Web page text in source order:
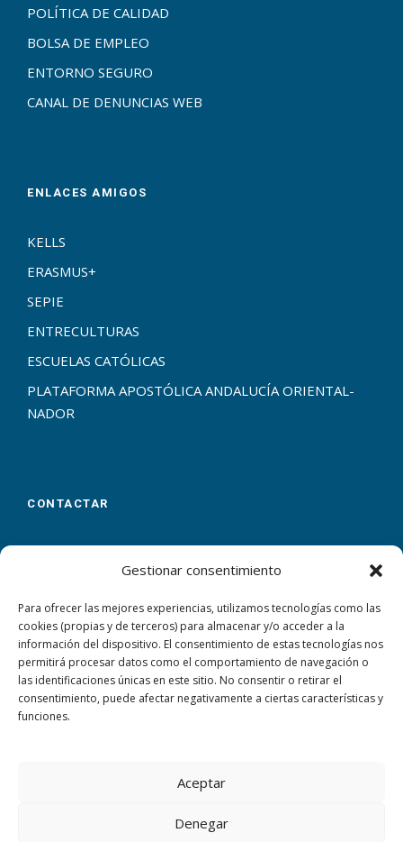
Gestionar consentimiento
Para ofrecer las mejores experiencias, utilizamos tecnologías como las
cookies (propias y de terceros) para almacenar y/o acceder a la
información del dispositivo. El consentimiento de estas tecnologías nos
permitirá procesar datos como el comportamiento de navegación o
las identificaciones únicas en este sitio. No consentir o retirar el
consentimiento, puede afectar negativamente a ciertas características y
funciones.
Aceptar
Denegar
POLÍTICA DE CALIDAD
BOLSA DE EMPLEO
ENTORNO SEGURO
CANAL DE DENUNCIAS WEB
ENLACES AMIGOS
KELLS
ERASMUS+
SEPIE
ENTRECULTURAS
ESCUELAS CATÓLICAS
PLATAFORMA APOSTÓLICA ANDALUCÍA ORIENTAL-
NADOR
CONTACTAR
Aquí puedes dejarnos tus datos y nos ponemos en
contacto contigo
CERTIFICACIONES